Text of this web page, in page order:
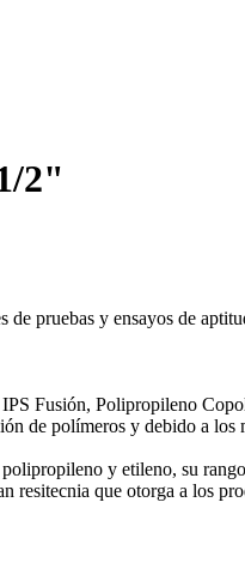
2"
pruebas y ensayos de
Fusión, Polipropileno
de polímeros y debido a
y etileno, su
resitecnia que otorga a los